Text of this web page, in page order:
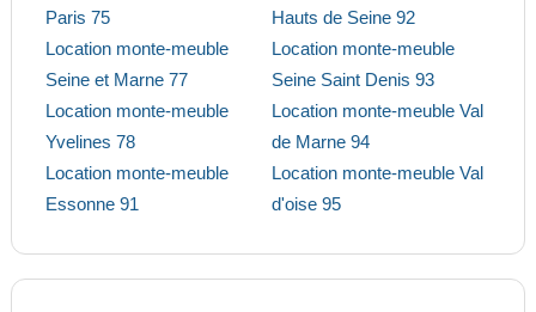
Paris 75
Location monte-meuble
Seine et Marne 77
Location monte-meuble
Yvelines 78
Location monte-meuble
Essonne 91
Hauts de Seine 92
Location monte-meuble
Seine Saint Denis 93
Location monte-meuble Val
de Marne 94
Location monte-meuble Val
d'oise 95